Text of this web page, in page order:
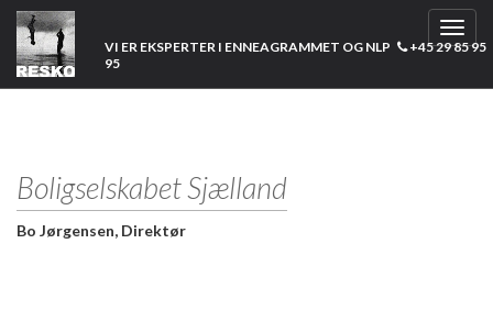
VI ER EKSPERTER I ENNEAGRAMMET OG NLP
+45 29 85 95
95
Boligselskabet Sjælland
Bo Jørgensen, Direktør